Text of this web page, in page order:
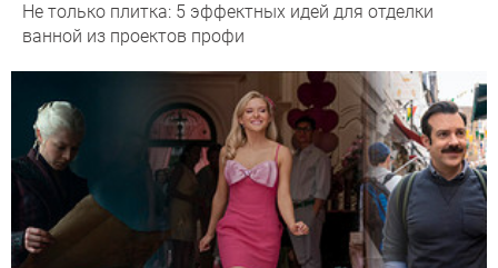
Не только плитка: 5 эффектных идей для отделки
ванной из проектов профи